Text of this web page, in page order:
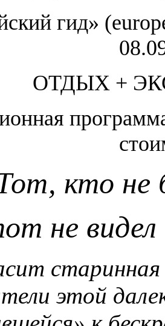
гид»
ОТДЫХ +
кто не
не
этой